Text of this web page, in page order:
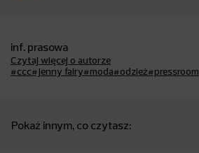
inf. prasowa
Czytaj więcej o autorze
#ccc#jenny fairy#moda#odzież#pressroom
Pokaż innym, co czytasz: